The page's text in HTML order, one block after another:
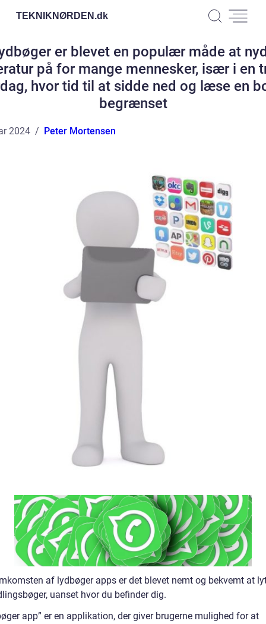
TEKNIKNØRDEN.dk
er blevet en populær måde at
på for mange mennesker, især i en
hvor tid til at sidde ned og læse en
begrænset
2024 Peter Mortensen
af lydbøger apps er det blevet nemt og bekvemt at
uanset hvor du befinder dig.
app” er en applikation, der giver brugerne mulighed for at